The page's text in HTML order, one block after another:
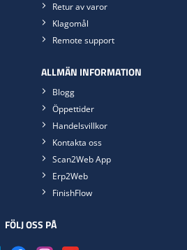
Retur av varor
Klagomål
Remote support
ALLMÄN INFORMATION
Blogg
Öppettider
Handelsvillkor
Kontakta oss
Scan2Web App
Erp2Web
FinishFlow
FÖLJ OSS PÅ